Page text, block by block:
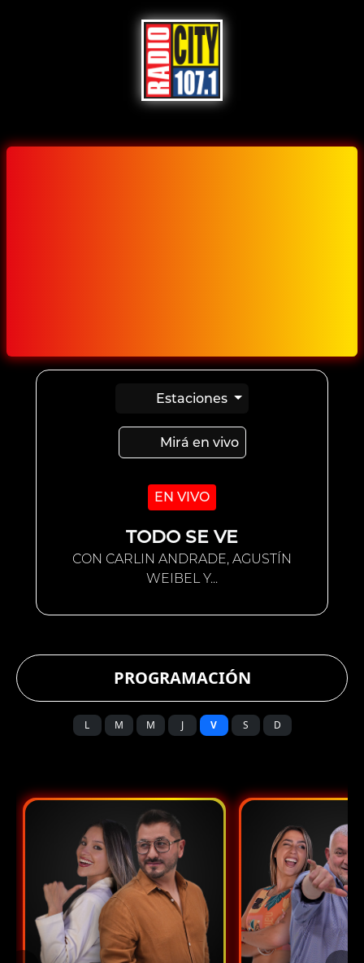
Estaciones
Mirá en vivo
EN VIVO
TODO SE VE
CON CARLIN ANDRADE, AGUSTÍN
WEIBEL Y...
PROGRAMACIÓN
L M M J V S D